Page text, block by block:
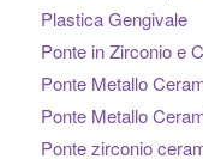
Plastica Gengivale
Ponte in Zirconio e
Ponte Metallo
Ponte Metallo
Ponte zirconio